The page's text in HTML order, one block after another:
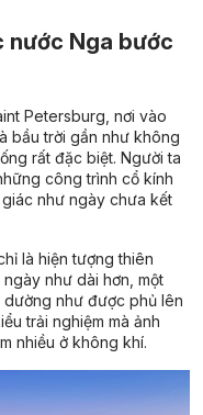
nước Nga bước
Petersburg, nơi vào
bầu trời gần như không
rất đặc biệt. Người ta
công trình cổ kính
như ngày chưa kết
là hiện tượng thiên
như dài hơn, một
dường như được phủ lên
trải nghiệm mà ảnh
nhiều ở không khí.